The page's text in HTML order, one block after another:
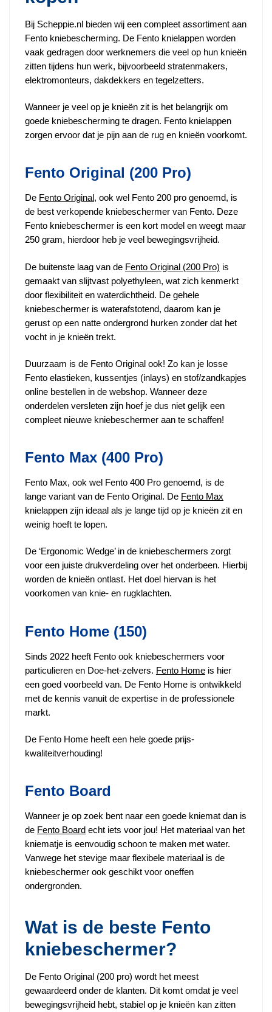
Bij Scheppie.nl bieden wij een compleet assortiment aan
Fento kniebescherming. De Fento knielappen worden
vaak gedragen door werknemers die veel op hun knieën
zitten tijdens hun werk, bijvoorbeeld stratenmakers,
elektromonteurs, dakdekkers en tegelzetters.
Wanneer je veel op je knieën zit is het belangrijk om
goede kniebescherming te dragen. Fento knielappen
zorgen ervoor dat je pijn aan de rug en knieën voorkomt.
Fento Original (200 Pro)
De Fento Original, ook wel Fento 200 pro genoemd, is
de best verkopende kniebeschermer van Fento. Deze
Fento kniebeschermer is een kort model en weegt maar
250 gram, hierdoor heb je veel bewegingsvrijheid.
De buitenste laag van de Fento Original (200 Pro) is
gemaakt van slijtvast polyethyleen, wat zich kenmerkt
door flexibiliteit en waterdichtheid. De gehele
kniebeschermer is waterafstotend, daarom kan je
gerust op een natte ondergrond hurken zonder dat het
vocht in je knieën trekt.
Duurzaam is de Fento Original ook! Zo kan je losse
Fento elastieken, kussentjes (inlays) en stof/zandkapjes
online bestellen in de webshop. Wanneer deze
onderdelen versleten zijn hoef je dus niet gelijk een
compleet nieuwe kniebeschermer aan te schaffen!
Fento Max (400 Pro)
Fento Max, ook wel Fento 400 Pro genoemd, is de
lange variant van de Fento Original. De Fento Max
knielappen zijn ideaal als je lange tijd op je knieën zit en
weinig hoeft te lopen.
De ‘Ergonomic Wedge’ in de kniebeschermers zorgt
voor een juiste drukverdeling over het onderbeen. Hierbij
worden de knieën ontlast. Het doel hiervan is het
voorkomen van knie- en rugklachten.
Fento Home (150)
Sinds 2022 heeft Fento ook kniebeschermers voor
particulieren en Doe-het-zelvers. Fento Home is hier
een goed voorbeeld van. De Fento Home is ontwikkeld
met de kennis vanuit de expertise in de professionele
markt.
De Fento Home heeft een hele goede prijs-
kwaliteitverhouding!
Fento Board
Wanneer je op zoek bent naar een goede kniemat dan is
de Fento Board echt iets voor jou! Het materiaal van het
kniematje is eenvoudig schoon te maken met water.
Vanwege het stevige maar flexibele materiaal is de
kniebeschermer ook geschikt voor oneffen
ondergronden.
Wat is de beste Fento
kniebeschermer?
De Fento Original (200 pro) wordt het meest
gewaardeerd onder de klanten. Dit komt omdat je veel
bewegingsvrijheid hebt, stabiel op je knieën kan zitten